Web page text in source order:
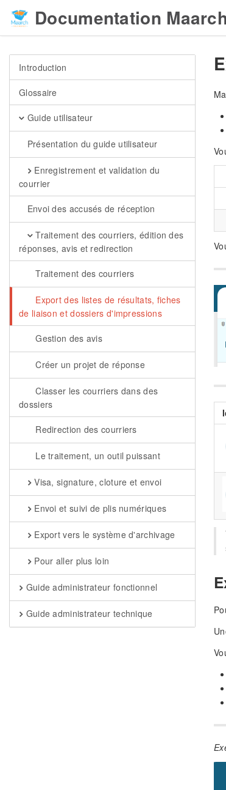
Documentation
Introduction
Glossaire
Guide utilisateur
Présentation du guide utilisateur
Enregistrement et validation du
courrier
Envoi des accusés de réception
Traitement des courriers, édition des
réponses, avis et redirection
Traitement des courriers
Export des listes de résultats, fiches
de liaison et dossiers d'impressions
Gestion des avis
Créer un projet de réponse
Classer les courriers dans des
dossiers
Redirection des courriers
Le traitement, un outil puissant
Visa, signature, cloture et envoi
Envoi et suivi de plis numériques
Export vers le système d'archivage
Pour aller plus loin
Guide administrateur fonctionnel
Guide administrateur technique